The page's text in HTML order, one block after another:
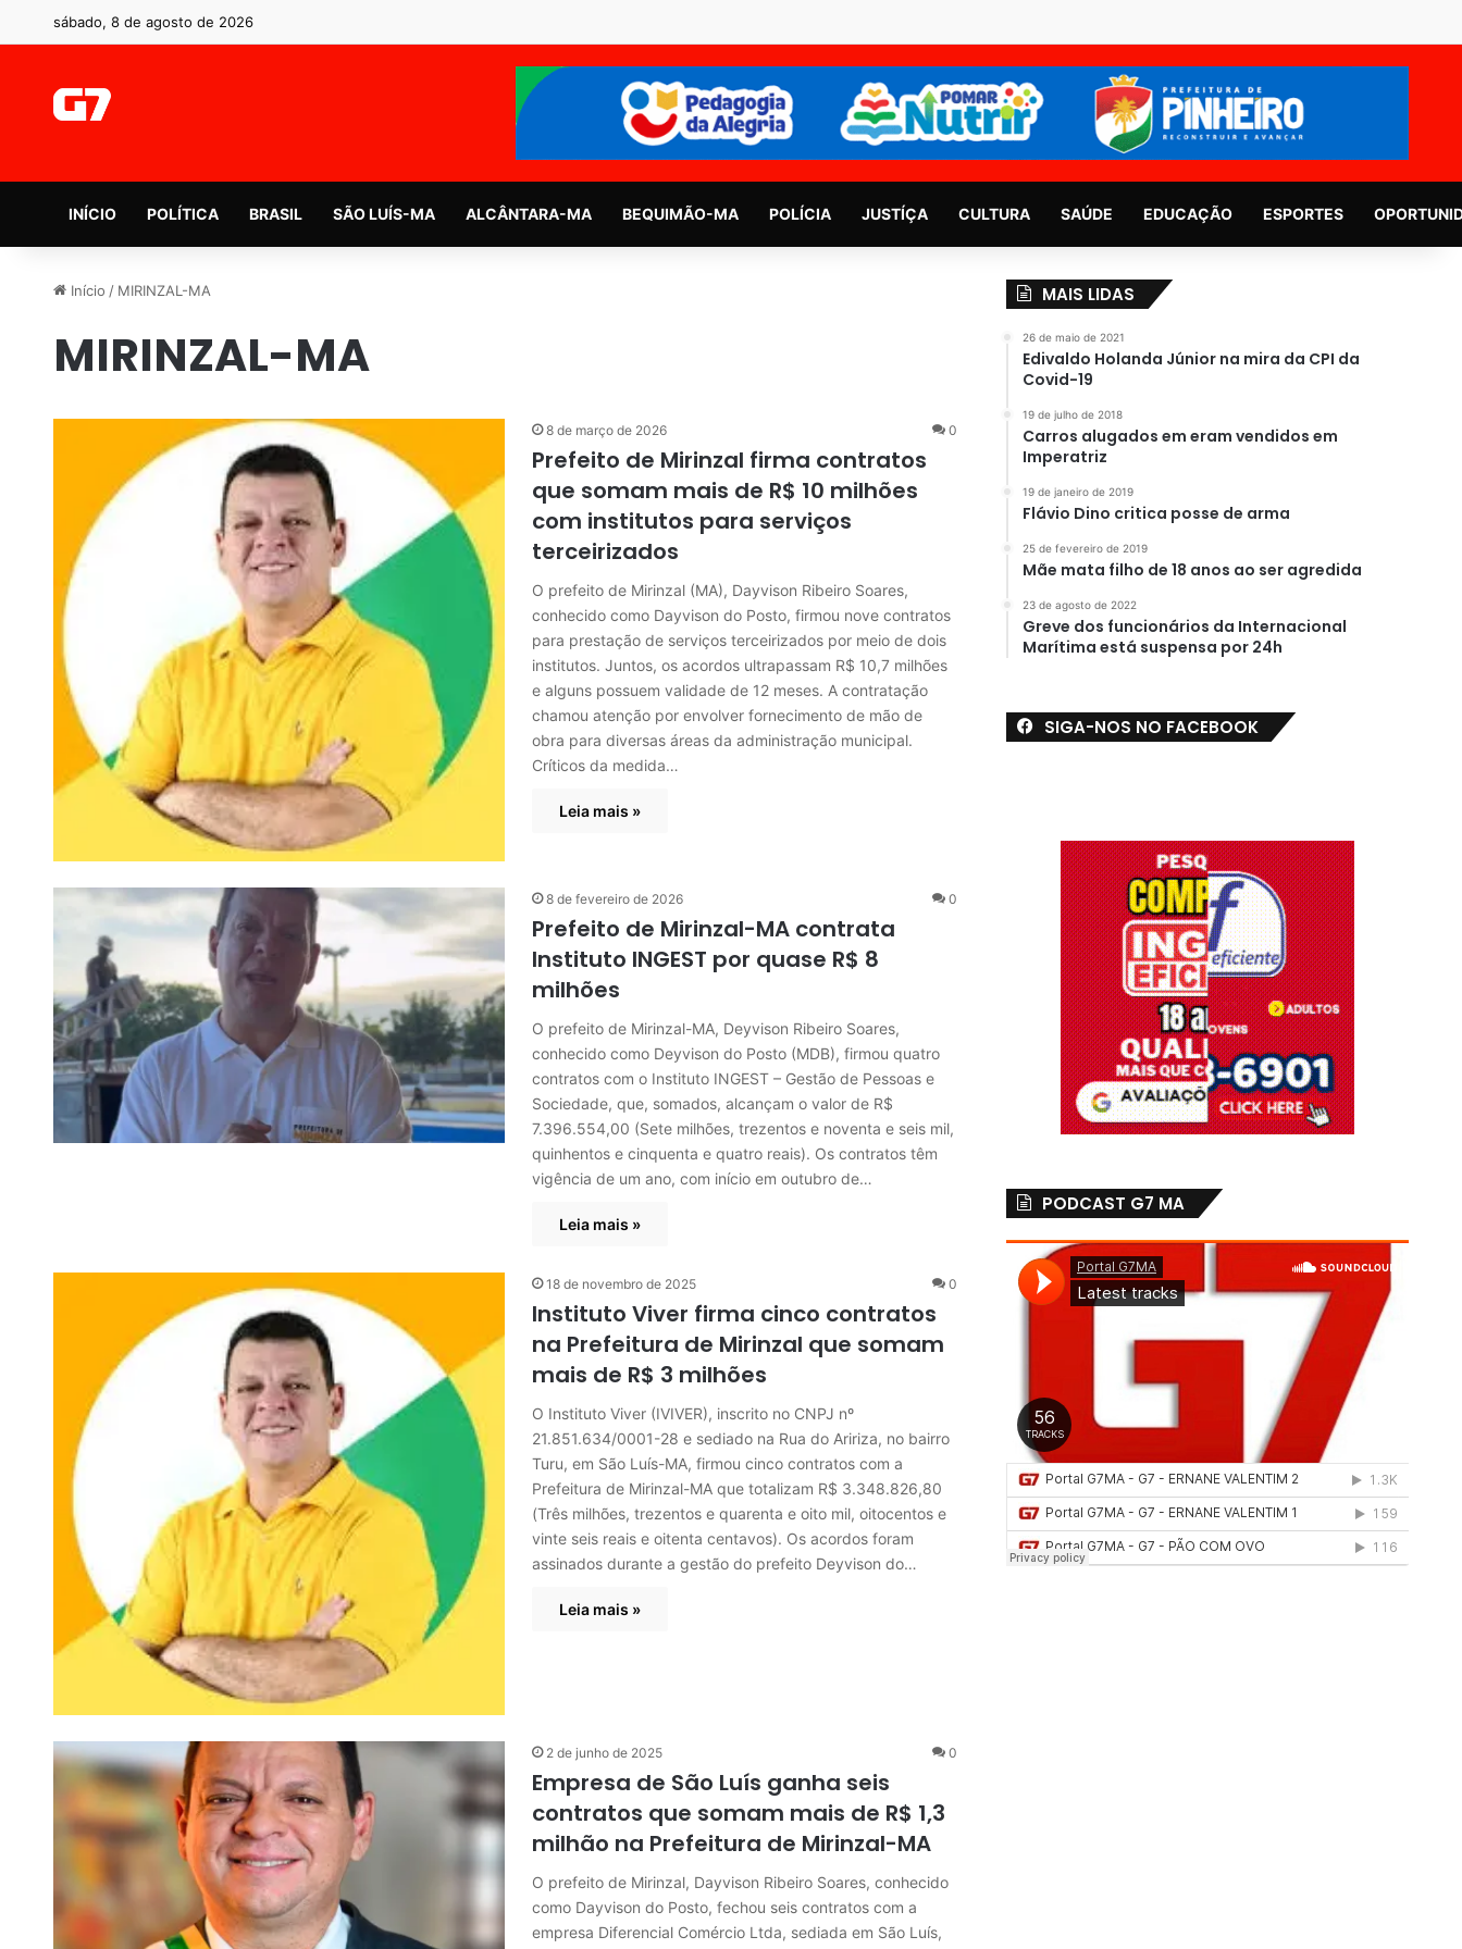
sábado, 8 de agosto de 2026
INÍCIO POLÍTICA BRASIL SÃO LUÍS-MA ALCÂNTARA-MA BEQUIMÃO-MA POLÍCIA JUSTÍÇA CULTURA SAÚDE EDUCAÇÃO ESPORTES
Início / MIRINZAL-MA
MIRINZAL-MA
8 de março de 2026 0
Prefeito de Mirinzal firma contratos
que somam mais de R$ 10 milhões
com institutos para serviços
terceirizados
O prefeito de Mirinzal (MA), Dayvison Ribeiro Soares,
conhecido como Dayvison do Posto, firmou nove contratos
para prestação de serviços terceirizados por meio de dois
institutos. Juntos, os acordos ultrapassam R$ 10,7 milhões
e alguns possuem validade de 12 meses. A contratação
chamou atenção por envolver fornecimento de mão de
obra para diversas áreas da administração municipal.
Críticos da medida…
Leia mais »
8 de fevereiro de 2026 0
Prefeito de Mirinzal-MA contrata
Instituto INGEST por quase R$ 8
milhões
O prefeito de Mirinzal-MA, Deyvison Ribeiro Soares,
conhecido como Deyvison do Posto (MDB), firmou quatro
contratos com o Instituto INGEST – Gestão de Pessoas e
Sociedade, que, somados, alcançam o valor de R$
7.396.554,00 (Sete milhões, trezentos e noventa e seis mil,
quinhentos e cinquenta e quatro reais). Os contratos têm
vigência de um ano, com início em outubro de…
Leia mais »
18 de novembro de 2025 0
Instituto Viver firma cinco contratos
na Prefeitura de Mirinzal que somam
mais de R$ 3 milhões
O Instituto Viver (IVIVER), inscrito no CNPJ nº
21.851.634/0001-28 e sediado na Rua do Aririza, no bairro
Turu, em São Luís-MA, firmou cinco contratos com a
Prefeitura de Mirinzal-MA que totalizam R$ 3.348.826,80
(Três milhões, trezentos e quarenta e oito mil, oitocentos e
vinte seis reais e oitenta centavos). Os acordos foram
assinados durante a gestão do prefeito Deyvison do…
Leia mais »
2 de junho de 2025 0
Empresa de São Luís ganha seis
contratos que somam mais de R$ 1,3
milhão na Prefeitura de Mirinzal-MA
O prefeito de Mirinzal, Dayvison Ribeiro Soares, conhecido
como Dayvison do Posto, fechou seis contratos com a
empresa Diferencial Comércio Ltda, sediada em São Luís,
MAIS LIDAS
26 de maio de 2021
Edivaldo Holanda Júnior na mira da CPI da
Covid-19
19 de julho de 2018
Carros alugados em eram vendidos em
Imperatriz
19 de janeiro de 2019
Flávio Dino critica posse de arma
25 de fevereiro de 2019
Mãe mata filho de 18 anos ao ser agredida
23 de agosto de 2022
Greve dos funcionários da Internacional
Marítima está suspensa por 24h
SIGA-NOS NO FACEBOOK
PODCAST G7 MA